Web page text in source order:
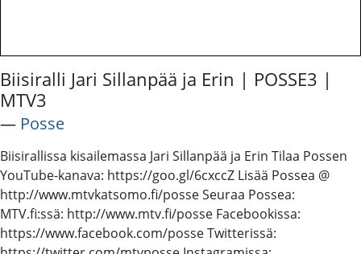
Biisiralli Jari Sillanpää ja Erin | POSSE3 |
MTV3
― Posse
Biisirallissa kisailemassa Jari Sillanpää ja Erin Tilaa Possen
YouTube-kanava: https://goo.gl/6cxccZ Lisää Possea @
http://www.mtvkatsomo.fi/posse Seuraa Possea:
MTV.fi:ssä: http://www.mtv.fi/posse Facebookissa:
https://www.facebook.com/posse Twitterissä: